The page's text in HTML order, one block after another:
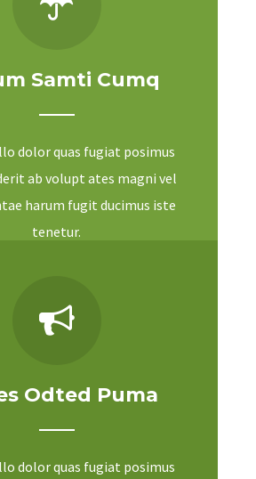
Samti Cumq
dolor quas fugiat posimus
ab volupt ates magni vel
harum fugit ducimus iste
tenetur.
Odted Puma
dolor quas fugiat posimus